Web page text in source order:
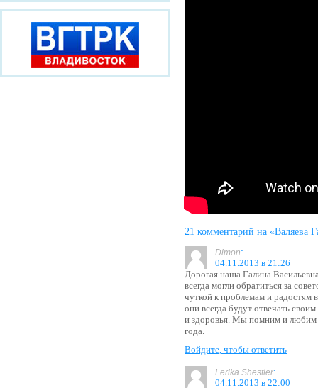
21 комментарий на «Валяева
Dimon:
04.11.2013 в 21:26
Дорогая наша Галина
всегда могли обратиться за
чуткой к проблемам и
они всегда будут отвечать
и здоровья. Мы помним и
года.
Войдите, чтобы ответить
Lerika Shestler:
04.11.2013 в 22:00